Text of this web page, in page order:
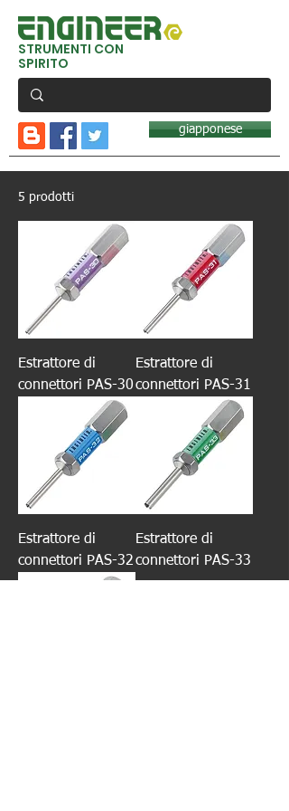
STRUMENTI CON
SPIRITO
giapponese
5 prodotti
Estrattore di
connettori PAS-30
Estrattore di
connettori PAS-31
Estrattore di
connettori PAS-32
Estrattore di
connettori PAS-33